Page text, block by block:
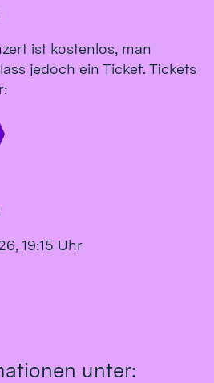
ist kostenlos, man
jedoch ein Ticket. Tickets
19:15 Uhr
unter: